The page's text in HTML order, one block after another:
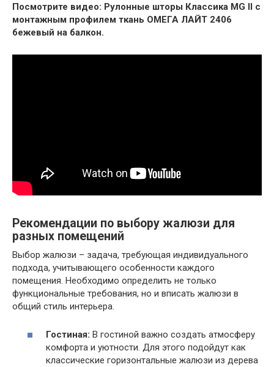
Посмотрите видео: Рулонные шторы Классика MG II с
монтажным профилем ткань ОМЕГА ЛАЙТ 2406
бежевый на балкон.
Рекомендации по выбору жалюзи для
разных помещений
Выбор жалюзи – задача, требующая индивидуального
подхода, учитывающего особенности каждого
помещения. Необходимо определить не только
функциональные требования, но и вписать жалюзи в
общий стиль интерьера.
Гостиная: В гостиной важно создать атмосферу
комфорта и уютности. Для этого подойдут как
классические горизонтальные жалюзи из дерева